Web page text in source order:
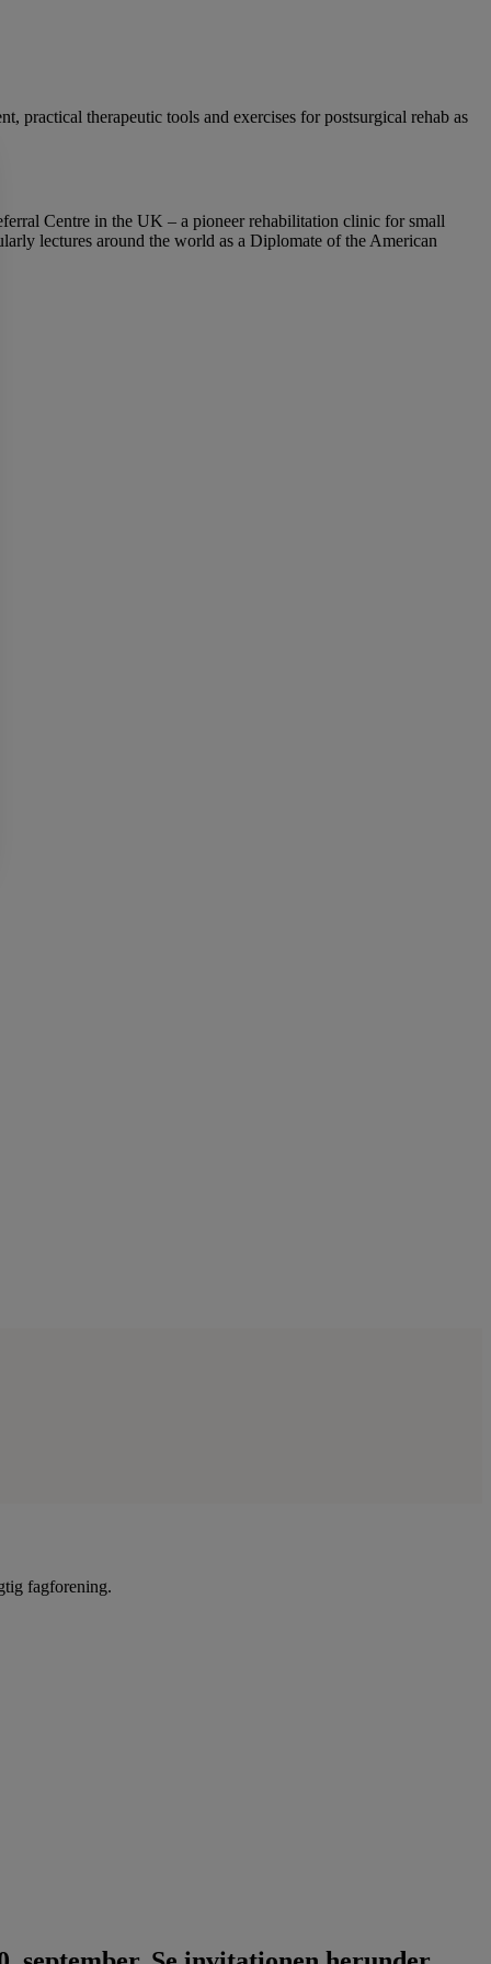
practical therapeutic tools and exercises for postsurgical rehab as
Centre in the UK – a pioneer rehabilitation clinic for small
lectures around the world as a Diplomate of the American
fagforening.